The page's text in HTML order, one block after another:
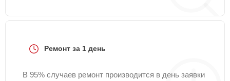
Ремонт за 1 день
В 95% случаев ремонт производится в день заявки